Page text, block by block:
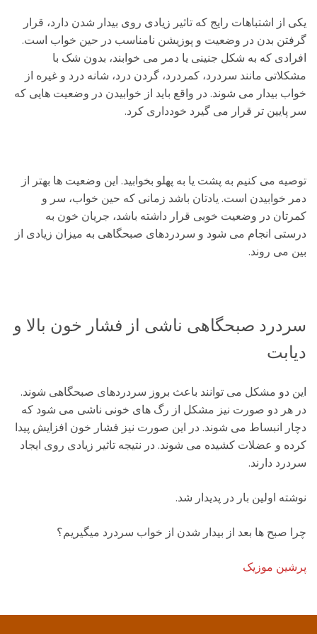
یکی از اشتباهات رایج که تاثیر زیادی روی بیدار شدن دارد، قرار
گرفتن بدن در وضعیت و پوزیشن نامناسب در حین خواب است.
افرادی که به شکل جنینی یا دمر می خوابند، بدون شک با
مشکلاتی مانند سردرد، کمردرد، گردن درد، شانه درد و غیره از
خواب بیدار می شوند. در واقع باید از خوابیدن در وضعیت هایی که
سر پایین تر قرار می گیرد خودداری کرد.
توصیه می کنیم به پشت یا به پهلو بخوابید. این وضعیت ها بهتر از
دمر خوابیدن است. یادتان باشد زمانی که حین خواب، سر و
کمرتان در وضعیت خوبی قرار داشته باشد، جریان خون به
درستی انجام می شود و سردردهای صبحگاهی به میزان زیادی از
بین می روند.
سردرد صبحگاهی ناشی از فشار خون بالا و
دیابت
این دو مشکل می توانند باعث بروز سردردهای صبحگاهی شوند.
در هر دو صورت نیز مشکل از رگ های خونی ناشی می شود که
دچار انبساط می شوند. در این صورت نیز فشار خون افزایش پیدا
کرده و عضلات کشیده می شوند. در نتیجه تاثیر زیادی روی ایجاد
سردرد دارند.
نوشته اولین بار در پدیدار شد.
چرا صبح ها بعد از بیدار شدن از خواب سردرد میگیریم؟
پرشین موزیک